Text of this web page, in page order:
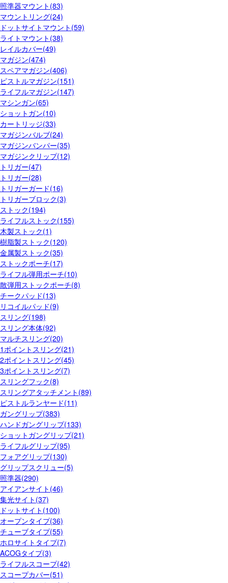
照準器マウント(83)
マウントリング(24)
ドットサイトマウント(59)
ライトマウント(38)
レイルカバー(49)
マガジン(474)
スペアマガジン(406)
ピストルマガジン(151)
ライフルマガジン(147)
マシンガン(65)
ショットガン(10)
カートリッジ(33)
マガジンバルブ(24)
マガジンバンパー(35)
マガジンクリップ(12)
トリガー(47)
トリガー(28)
トリガーガード(16)
トリガーブロック(3)
ストック(194)
ライフルストック(155)
木製ストック(1)
樹脂製ストック(120)
金属製ストック(35)
ストックポーチ(17)
ライフル弾用ポーチ(10)
散弾用ストックポーチ(8)
チークパッド(13)
リコイルパッド(9)
スリング(198)
スリング本体(92)
マルチスリング(20)
1ポイントスリング(21)
2ポイントスリング(45)
3ポイントスリング(7)
スリングフック(8)
スリングアタッチメント(89)
ピストルランヤード(11)
ガングリップ(383)
ハンドガングリップ(133)
ショットガングリップ(21)
ライフルグリップ(95)
フォアグリップ(130)
グリップスクリュー(5)
照準器(290)
アイアンサイト(46)
集光サイト(37)
ドットサイト(100)
オープンタイプ(36)
チューブタイプ(55)
ホロサイトタイプ(7)
ACOGタイプ(3)
ライフルスコープ(42)
スコープカバー(51)